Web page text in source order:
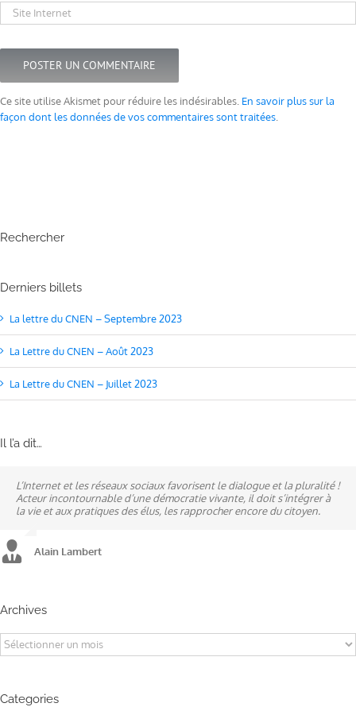
Ce site utilise Akismet pour réduire les indésirables. En savoir plus sur la
façon dont les données de vos commentaires sont traitées
Rechercher
Derniers billets
La lettre du CNEN – Septembre 2023
La Lettre du CNEN – Août 2023
La Lettre du CNEN – Juillet 2023
Il l’a dit…
L’Internet et les réseaux sociaux favorisent le dialogue et la pluralité !
Acteur incontournable d’une démocratie vivante, il doit s’intégrer à
la vie et aux pratiques des élus, les rapprocher encore du citoyen.
Alain Lambert
Ne pas subir, mais construire son destin, telle est la philosophie qui
n’a cessé de mobiliser la ville d’Alençon, son agglomération et ses
élus.
Alain Lambert
A mes yeux, la politique est synonyme de service : un sénateur doit
être au service des élus et des communes comme un maire sait si bien
l’être au service des habitants.
Alain Lambert
Archives
Archives
Categories